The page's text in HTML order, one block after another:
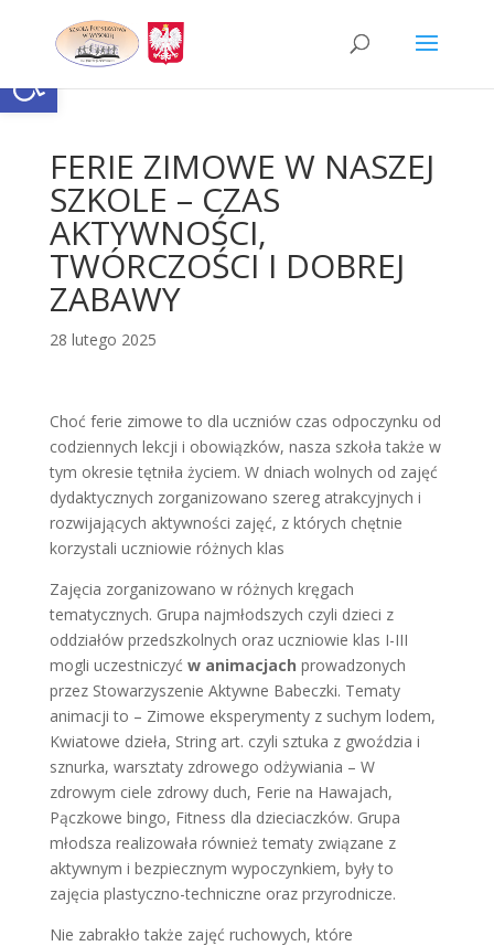
contentOtwórz pasek narzędzi
FERIE ZIMOWE W NASZEJ
SZKOLE – CZAS
AKTYWNOŚCI,
TWÓRCZOŚCI I DOBREJ
ZABAWY
28 lutego 2025
Choć ferie zimowe to dla uczniów czas odpoczynku od
codziennych lekcji i obowiązków, nasza szkoła także w
tym okresie tętniła życiem. W dniach wolnych od zajęć
dydaktycznych zorganizowano szereg atrakcyjnych i
rozwijających aktywności zajęć, z których chętnie
korzystali uczniowie różnych klas
Zajęcia zorganizowano w różnych kręgach
tematycznych. Grupa najmłodszych czyli dzieci z
oddziałów przedszkolnych oraz uczniowie klas I-III
mogli uczestniczyć w animacjach prowadzonych
przez Stowarzyszenie Aktywne Babeczki. Tematy
animacji to – Zimowe eksperymenty z suchym lodem,
Kwiatowe dzieła, String art. czyli sztuka z gwoździa i
sznurka, warsztaty zdrowego odżywiania – W
zdrowym ciele zdrowy duch, Ferie na Hawajach,
Pączkowe bingo, Fitness dla dzieciaczków. Grupa
młodsza realizowała również tematy związane z
aktywnym i bezpiecznym wypoczynkiem, były to
zajęcia plastyczno-techniczne oraz przyrodnicze.
Nie zabrakło także zajęć ruchowych, które